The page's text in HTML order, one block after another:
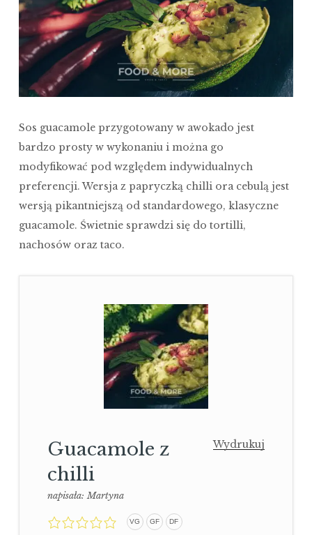
Sos guacamole przygotowany w awokado jest
bardzo prosty w wykonaniu i można go
modyfikować pod względem indywidualnych
preferencji. Wersja z papryczką chilli ora cebulą jest
wersją pikantniejszą od standardowego, klasyczne
guacamole. Świetnie sprawdzi się do tortilli,
nachosów oraz taco.
Wydrukuj
Guacamole z
chilli
napisała:Martyna
0,0
rating
VG GF DF